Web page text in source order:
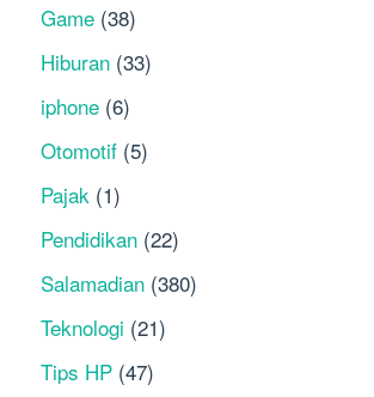
Game (38)
Hiburan (33)
iphone (6)
Otomotif (5)
Pajak (1)
Pendidikan (22)
Salamadian (380)
Teknologi (21)
Tips HP (47)